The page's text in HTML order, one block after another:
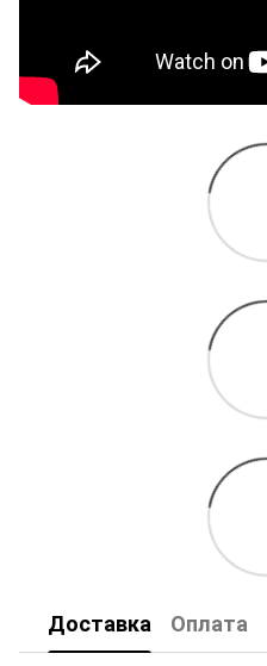
Доставка Оплата